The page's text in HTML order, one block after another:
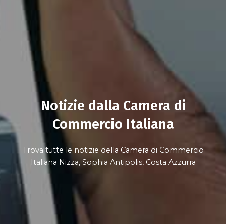
Notizie dalla Camera di
Commercio Italiana
Trova tutte le notizie della Camera di Commercio
Italiana Nizza, Sophia Antipolis, Costa Azzurra